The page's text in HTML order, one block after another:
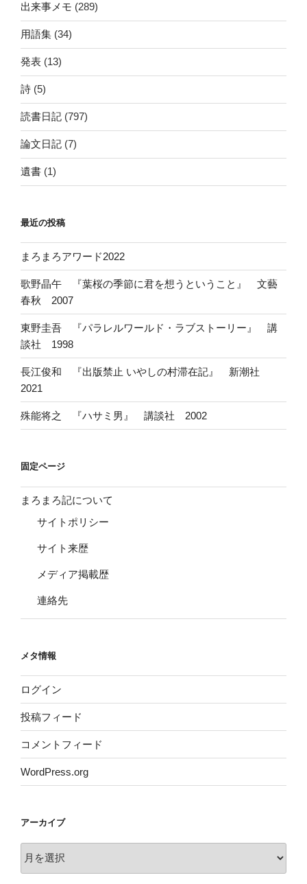
出来事メモ (289)
用語集 (34)
発表 (13)
詩 (5)
読書日記 (797)
論文日記 (7)
遺書 (1)
最近の投稿
まろまろアワード2022
歌野晶午 『葉桜の季節に君を想うということ』 文藝
春秋 2007
東野圭吾 『パラレルワールド・ラブストーリー』 講
談社 1998
長江俊和 『出版禁止 いやしの村滞在記』 新潮社
2021
殊能将之 『ハサミ男』 講談社 2002
固定ページ
まろまろ記について
サイトポリシー
サイト来歴
メディア掲載歴
連絡先
メタ情報
ログイン
投稿フィード
コメントフィード
WordPress.org
アーカイブ
ー